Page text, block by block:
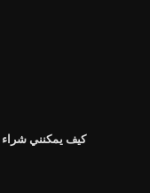
كيف يمكنني شراء